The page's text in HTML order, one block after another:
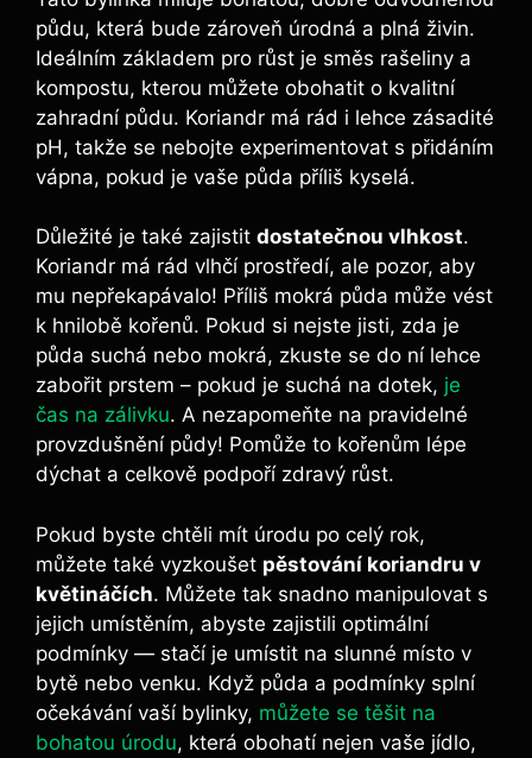
půdu, která bude zároveň úrodná a plná živin.
Ideálním základem pro růst je směs rašeliny a
kompostu, kterou můžete obohatit o kvalitní
zahradní půdu. Koriandr má rád i lehce zásadité
pH, takže se nebojte experimentovat s přidáním
vápna, pokud je vaše půda příliš kyselá.
Důležité je také zajistit dostatečnou vlhkost.
Koriandr má rád vlhčí prostředí, ale pozor, aby
mu nepřekapávalo! Příliš mokrá půda může vést
k hnilobě kořenů. Pokud si nejste jisti, zda je
půda suchá nebo mokrá, zkuste se do ní lehce
zabořit prstem – pokud je suchá na dotek, je
čas na zálivku. A nezapomeňte na pravidelné
provzdušnění půdy! Pomůže to kořenům lépe
dýchat a celkově podpoří zdravý růst.
Pokud byste chtěli mít úrodu po celý rok,
můžete také vyzkoušet pěstování koriandru v
květináčích. Můžete tak snadno manipulovat s
jejich umístěním, abyste zajistili optimální
podmínky — stačí je umístit na slunné místo v
bytě nebo venku. Když půda a podmínky splní
očekávání vaší bylinky, můžete se těšit na
bohatou úrodu, která obohatí nejen vaše jídlo,